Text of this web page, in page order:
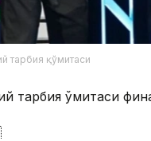
тарбия қўмитаси
тарбия қўмитаси